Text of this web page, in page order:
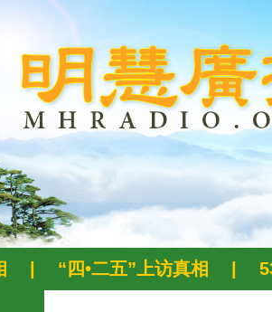
“四•二五”上访真相